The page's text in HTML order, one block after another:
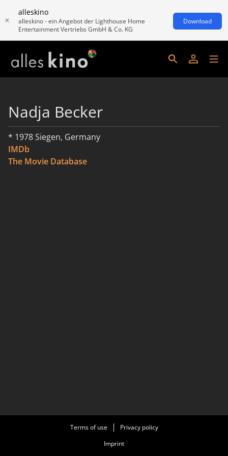
alleskino
alleskino - ein Angebot der Lighthouse Home
Entertainment Vertriebs GmbH & Co. KG
Download
Nadja Becker
* 1978 Siegen, Germany
IMDb
The Movie Database
Terms of use
Privacy policy
Imprint